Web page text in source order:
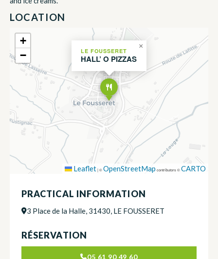
LOCATION
LE FOUSSERET
HALL’ O PIZZAS
×
+
−
Leaflet|©OpenStreetMap contributors ©CARTO
PRACTICAL INFORMATION
3 Place de la Halle, 31430, LE FOUSSERET
RÉSERVATION
05 61 90 49 60